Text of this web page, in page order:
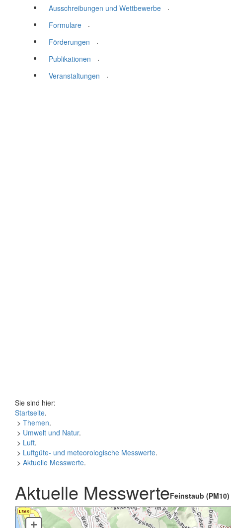
Ausschreibungen und Wettbewerbe
.
Formulare
.
Förderungen
.
Publikationen
.
Veranstaltungen
.
Sie sind hier:
Startseite.
> Themen.
> Umwelt und Natur.
> Luft.
> Luftgüte- und meteorologische Messwerte.
> Aktuelle Messwerte.
Aktuelle MesswerteFeinstaub (PM10)
+